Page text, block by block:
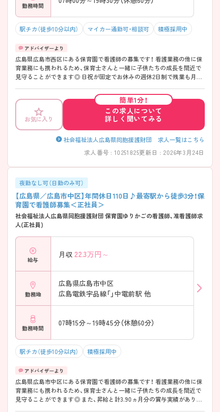
勤務時間
駅チカ（徒歩10分以内） マイカー通勤可・相談可 積極採用中
広島県広島市西区にある保育園で看護師の募集です！ 看護業務の他に保
育業務にも携われるため、保育士さんと一緒に子供たちの成長を間近で
見守ることができます◎ 日祝が固定でお休みの週休2日制で残業も月平
両立がしやすい職場です！ ご興味ある方は面接ポイントをお伝えします
ので、お気軽にご連絡ください。
お気に入り
簡単1分！
この求人について
詳しく聞いてみる
社会福祉法人広島県同胞援護財団 求人一覧はこちら
求人番号 : 10251825更新日 : 2026年3月24日
夜勤なし可（日勤のみ可）
【広島県／広島市中区】年間休日110日♪最寄駅から徒歩3分！保
育園で看護師募集＜正社員＞
社会福祉法人広島県同胞援護財団 保育園ゆりかごの看護師、准看護師求
人(正社員)
給与
月収 22.3万円～
勤務地
広島県広島市中区
広島電鉄宇品線「」中電前駅 他
勤務時間
07時15分～19時45分（休憩60分）
駅チカ（徒歩10分以内） 積極採用中
広島県広島市中区にある保育園で看護師の募集です！ 看護業務の他に保
育業務にも携われるため、保育士さんと一緒に子供たちの成長を間近で
見守ることができます◎ また、昇給と計3.90ヵ月分の賞与実績があり、